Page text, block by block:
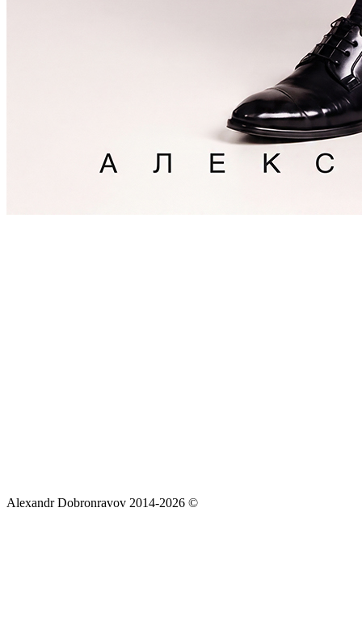
Alexandr Dobronravov 2014-2026 ©